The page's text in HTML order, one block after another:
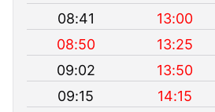
08:41
13:00
08:50
13:25
09:02
13:50
09:15
14:15